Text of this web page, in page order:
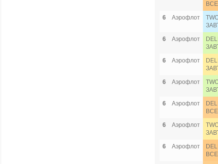
6
Аэрофлот
6
Аэрофлот
6
Аэрофлот
6
Аэрофлот
6
Аэрофлот
6
Аэрофлот
6
Аэрофлот